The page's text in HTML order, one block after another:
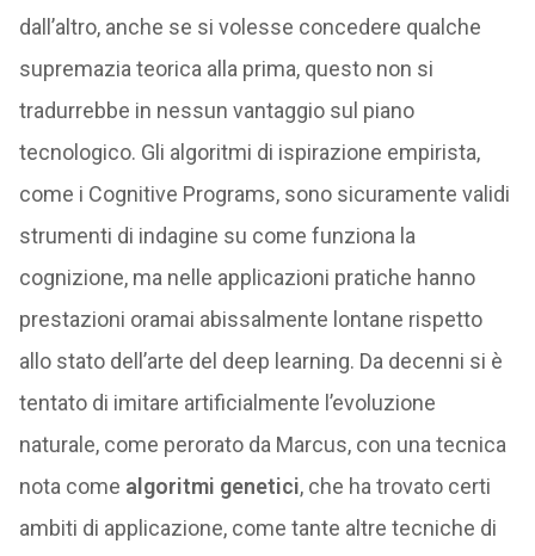
dall’altro, anche se si volesse concedere qualche
supremazia teorica alla prima, questo non si
tradurrebbe in nessun vantaggio sul piano
tecnologico. Gli algoritmi di ispirazione empirista,
come i Cognitive Programs, sono sicuramente validi
strumenti di indagine su come funziona la
cognizione, ma nelle applicazioni pratiche hanno
prestazioni oramai abissalmente lontane rispetto
allo stato dell’arte del deep learning. Da decenni si è
tentato di imitare artificialmente l’evoluzione
naturale, come perorato da Marcus, con una tecnica
nota come algoritmi genetici, che ha trovato certi
ambiti di applicazione, come tante altre tecniche di